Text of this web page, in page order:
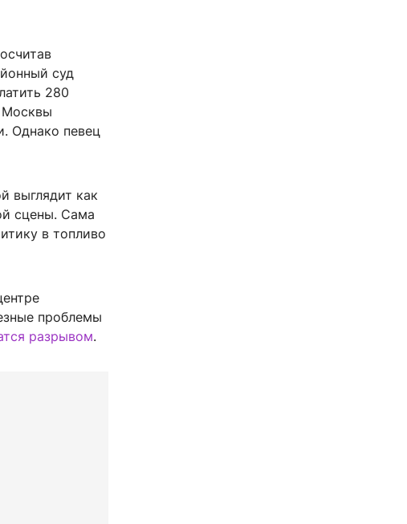
суд
280
Москвы
Однако певец
выглядит как
сцены. Сама
в топливо
проблемы
разрывом.